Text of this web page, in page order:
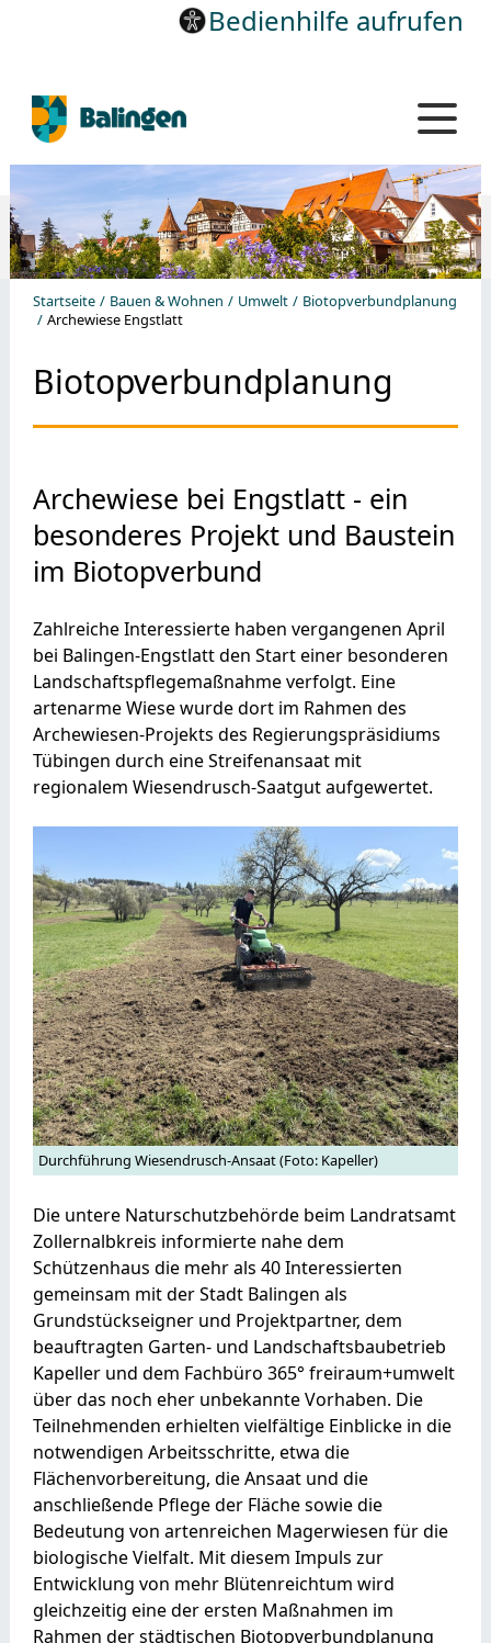
Bedienhilfe aufrufen
Startseite Bauen & Wohnen Umwelt
Biotopverbundplanung
Archewiese Engstlatt
Biotopverbundplanung
Archewiese bei Engstlatt - ein
besonderes Projekt und Baustein
im Biotopverbund
Zahlreiche Interessierte haben vergangenen April
bei Balingen-Engstlatt den Start einer besonderen
Landschaftspflegemaßnahme verfolgt. Eine
artenarme Wiese wurde dort im Rahmen des
Archewiesen-Projekts des Regierungspräsidiums
Tübingen durch eine Streifenansaat mit
regionalem Wiesendrusch-Saatgut aufgewertet.
Durchführung Wiesendrusch-Ansaat (Foto: Kapeller)
Die untere Naturschutzbehörde beim Landratsamt
Zollernalbkreis informierte nahe dem
Schützenhaus die mehr als 40 Interessierten
gemeinsam mit der Stadt Balingen als
Grundstückseigner und Projektpartner, dem
beauftragten Garten- und Landschaftsbaubetrieb
Kapeller und dem Fachbüro 365° freiraum+umwelt
über das noch eher unbekannte Vorhaben. Die
Teilnehmenden erhielten vielfältige Einblicke in die
notwendigen Arbeitsschritte, etwa die
Flächenvorbereitung, die Ansaat und die
anschließende Pflege der Fläche sowie die
Bedeutung von artenreichen Magerwiesen für die
biologische Vielfalt. Mit diesem Impuls zur
Entwicklung von mehr Blütenreichtum wird
gleichzeitig eine der ersten Maßnahmen im
Rahmen der städtischen Biotopverbundplanung